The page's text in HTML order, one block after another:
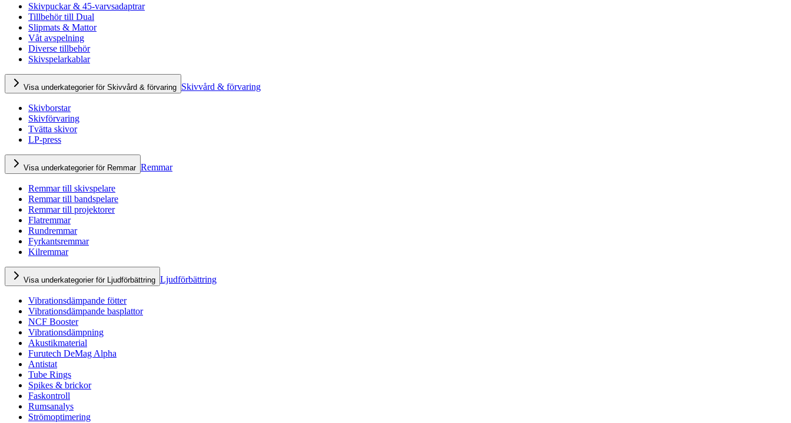
Skivpuckar & 45-varvsadaptrar
Tillbehör till Dual
Slipmats & Mattor
Våt avspelning
Diverse tillbehör
Skivspelarkablar
Visa underkategorier för Skivvård & förvaring Skivvård & förvaring
Skivborstar
Skivförvaring
Tvätta skivor
LP-press
Visa underkategorier för Remmar Remmar
Remmar till skivspelare
Remmar till bandspelare
Remmar till projektorer
Flatremmar
Rundremmar
Fyrkantsremmar
Kilremmar
Visa underkategorier för Ljudförbättring Ljudförbättring
Vibrationsdämpande fötter
Vibrationsdämpande basplattor
NCF Booster
Vibrationsdämpning
Akustikmaterial
Furutech DeMag Alpha
Antistat
Tube Rings
Spikes & brickor
Faskontroll
Rumsanalys
Strömoptimering